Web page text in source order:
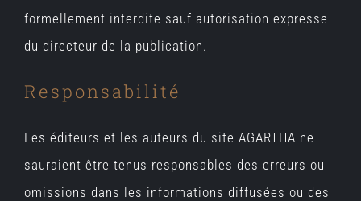
formellement interdite sauf autorisation expresse
du directeur de la publication.
Responsabilité
Les éditeurs et les auteurs du site AGARTHA ne
sauraient être tenus responsables des erreurs ou
omissions dans les informations diffusées ou des